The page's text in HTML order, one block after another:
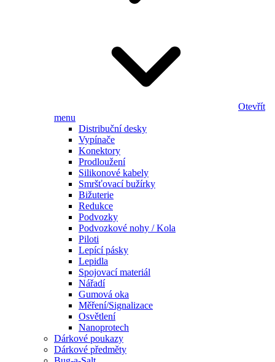
Otevřít
menu
Distribuční desky
Vypínače
Konektory
Prodloužení
Silikonové kabely
Smršťovací bužírky
Bižuterie
Redukce
Podvozky
Podvozkové nohy / Kola
Piloti
Lepící pásky
Lepidla
Spojovací materiál
Nářadí
Gumová oka
Měření/Signalizace
Osvětlení
Nanoprotech
Dárkové poukazy
Dárkové předměty